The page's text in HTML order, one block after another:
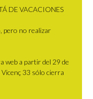
DE VACACIONES
pero no realizar
web a partir del 29 de
33 sólo cierra